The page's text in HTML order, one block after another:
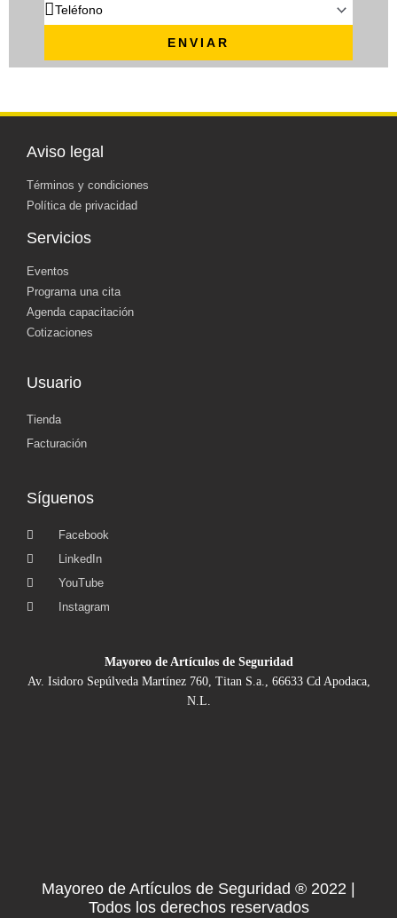
ENVIAR
Aviso legal
Términos y condiciones
Política de privacidad
Servicios
Eventos
Programa una cita
Agenda capacitación
Cotizaciones
Usuario
Tienda
Facturación
Síguenos
Facebook
LinkedIn
YouTube
Instagram
Mayoreo de Artículos de Seguridad
Av. Isidoro Sepúlveda Martínez 760, Titan S.a., 66633 Cd Apodaca,
N.L.
Mayoreo de Artículos de Seguridad ® 2022 |
Todos los derechos reservados